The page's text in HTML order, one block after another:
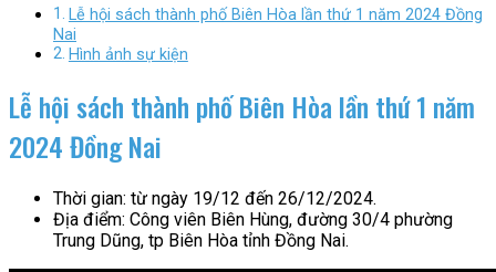
Lễ hội sách thành phố Biên Hòa lần thứ 1 năm 2024 Đồng
Nai
Hình ảnh sự kiện
Lễ hội sách thành phố Biên Hòa lần thứ 1 năm
2024 Đồng Nai
Thời gian: từ ngày 19/12 đến 26/12/2024.
Địa điểm: Công viên Biên Hùng, đường 30/4 phường
Trung Dũng, tp Biên Hòa tỉnh Đồng Nai.